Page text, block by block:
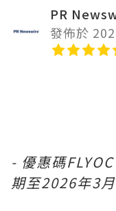
PR
發佈於
- 優惠碼
期至2026年3月